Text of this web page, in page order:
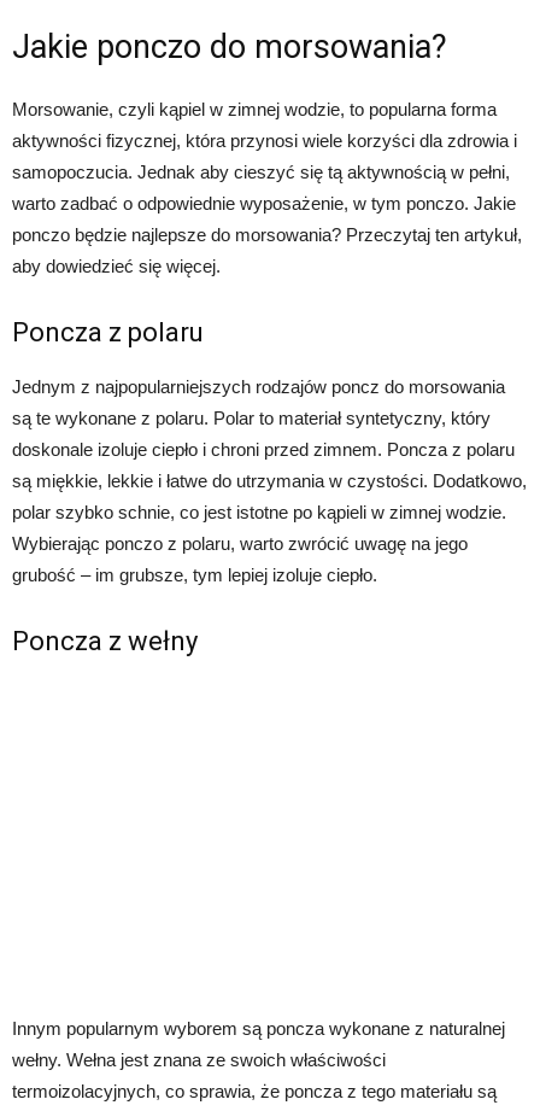
Jakie ponczo do morsowania?
Morsowanie, czyli kąpiel w zimnej wodzie, to popularna forma
aktywności fizycznej, która przynosi wiele korzyści dla zdrowia i
samopoczucia. Jednak aby cieszyć się tą aktywnością w pełni,
warto zadbać o odpowiednie wyposażenie, w tym ponczo. Jakie
ponczo będzie najlepsze do morsowania? Przeczytaj ten artykuł,
aby dowiedzieć się więcej.
Poncza z polaru
Jednym z najpopularniejszych rodzajów poncz do morsowania
są te wykonane z polaru. Polar to materiał syntetyczny, który
doskonale izoluje ciepło i chroni przed zimnem. Poncza z polaru
są miękkie, lekkie i łatwe do utrzymania w czystości. Dodatkowo,
polar szybko schnie, co jest istotne po kąpieli w zimnej wodzie.
Wybierając ponczo z polaru, warto zwrócić uwagę na jego
grubość – im grubsze, tym lepiej izoluje ciepło.
Poncza z wełny
Innym popularnym wyborem są poncza wykonane z naturalnej
wełny. Wełna jest znana ze swoich właściwości
termoizolacyjnych, co sprawia, że poncza z tego materiału są